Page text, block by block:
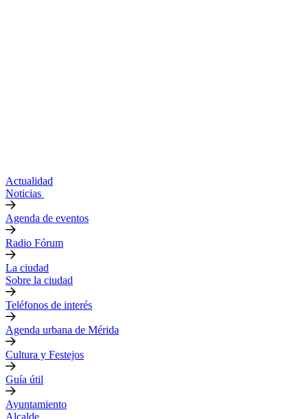
Actualidad
Noticias
Agenda de eventos
Radio Fórum
La ciudad
Sobre la ciudad
Teléfonos de interés
Agenda urbana de Mérida
Cultura y Festejos
Guía útil
Ayuntamiento
Alcalde